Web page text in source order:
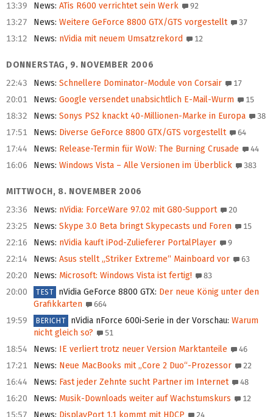
13:39 News: ATis R600 verrichtet sein Werk 92
13:27 News: Weitere GeForce 8800 GTX/GTS vorgestellt 37
13:12 News: nVidia mit neuem Umsatzrekord 12
DONNERSTAG, 9. NOVEMBER 2006
22:43
News: Schnellere Dominator-Module von Corsair 17
20:01 News: Google versendet unabsichtlich E-Mail-Wurm 15
18:32 News: Sonys PS2 knackt 40-Millionen-Marke in Europa 38
17:51 News: Diverse GeForce 8800 GTX/GTS vorgestellt 64
17:44 News: Release-Termin für WoW: The Burning Crusade 44
16:06 News: Windows Vista – Alle Versionen im Überblick 383
MITTWOCH, 8. NOVEMBER 2006
23:36
News: nVidia: ForceWare 97.02 mit G80-Support 20
23:25 News: Skype 3.0 Beta bringt Skypecasts und Foren 15
22:16 News: nVidia kauft iPod-Zulieferer PortalPlayer 9
22:14 News: Asus stellt „Striker Extreme“ Mainboard vor 63
20:20 News: Microsoft: Windows Vista ist fertig! 83
20:00 TEST nVidia GeForce 8800 GTX: Der neue König unter den
Grafikkarten
664
19:59 BERICHT nVidia nForce 600i-Serie in der Vorschau: Warum
nicht gleich so?
51
18:54 News: IE verliert trotz neuer Version Marktanteile 46
17:21 News: Neue MacBooks mit „Core 2 Duo“-Prozessor 22
16:44 News: Fast jeder Zehnte sucht Partner im Internet 48
16:20 News: Musik-Downloads weiter auf Wachstumskurs 12
24